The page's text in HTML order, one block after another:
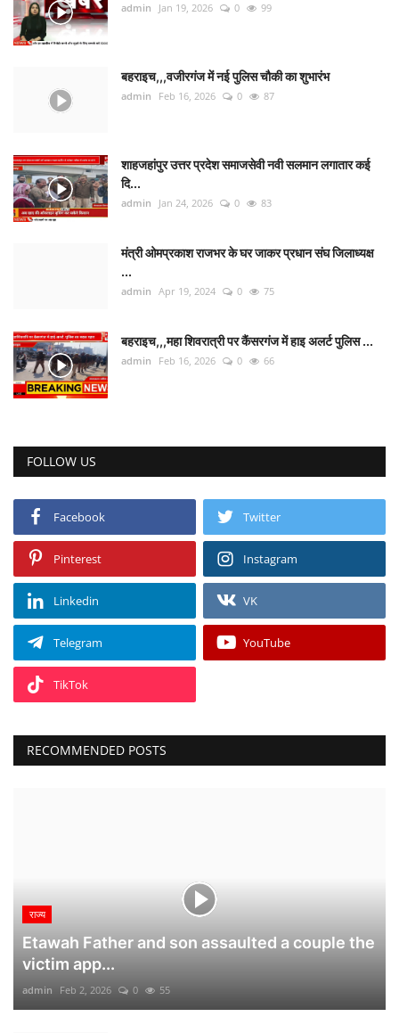
admin Jan 19, 2026 0 99
बहराइच,,,वजीरगंज में नई पुलिस चौकी का शुभारंभ
admin Feb 16, 2026 0 87
शाहजहांपुर उत्तर प्रदेश समाजसेवी नवी सलमान लगातार कई
दि...
admin Jan 24, 2026 0 83
मंत्री ओमप्रकाश राजभर के घर जाकर प्रधान संघ जिलाध्यक्ष
...
admin Apr 19, 2024 0 75
बहराइच,,,महा शिवरात्री पर कैंसरगंज में हाइ अलर्ट पुलिस ...
admin Feb 16, 2026 0 66
FOLLOW US
Facebook Twitter
Pinterest Instagram
Linkedin VK
Telegram YouTube
TikTok
RECOMMENDED POSTS
राज्य
Etawah Father and son assaulted a couple the
victim app...
admin Feb 2, 2026 0 55